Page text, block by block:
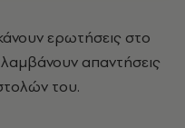
ερωτήσεις στο
απαντήσεις
του.